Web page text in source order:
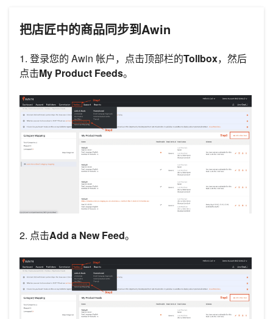
把店匠中的商品同步到Awin
1. 登录您的 Awin 帐户，点击顶部栏的Tollbox，然后
点击My Product Feeds。
2. 点击Add a New Feed。